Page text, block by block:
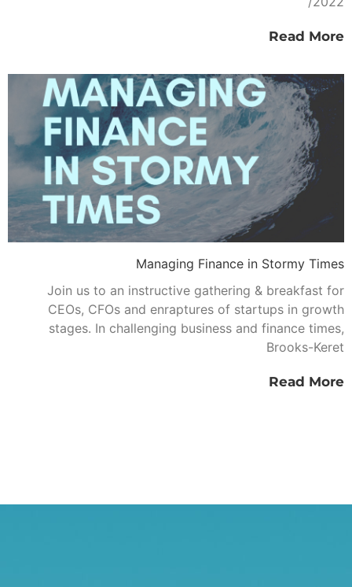
Read More
Managing Finance in Stormy Times
Join us to an instructive gathering & breakfast for
CEOs, CFOs and enraptures of startups in growth
stages. In challenging business and finance times,
Brooks-Keret
Read More